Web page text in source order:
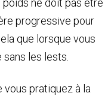
ne doit pas être
progressive pour
que lorsque vous
les lests.
vous pratiquez à la